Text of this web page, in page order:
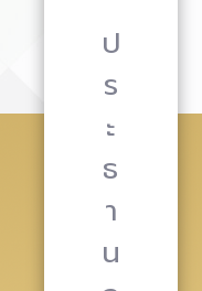
ป
ร
ะ
ธ
า
น